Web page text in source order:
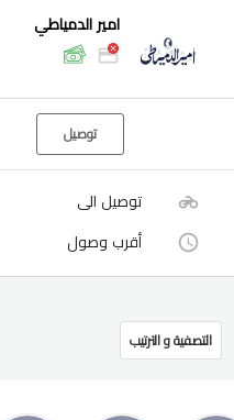
امير الدمياطي
توصيل
توصيل الى
أقرب وصول
التصفية و الترتيب